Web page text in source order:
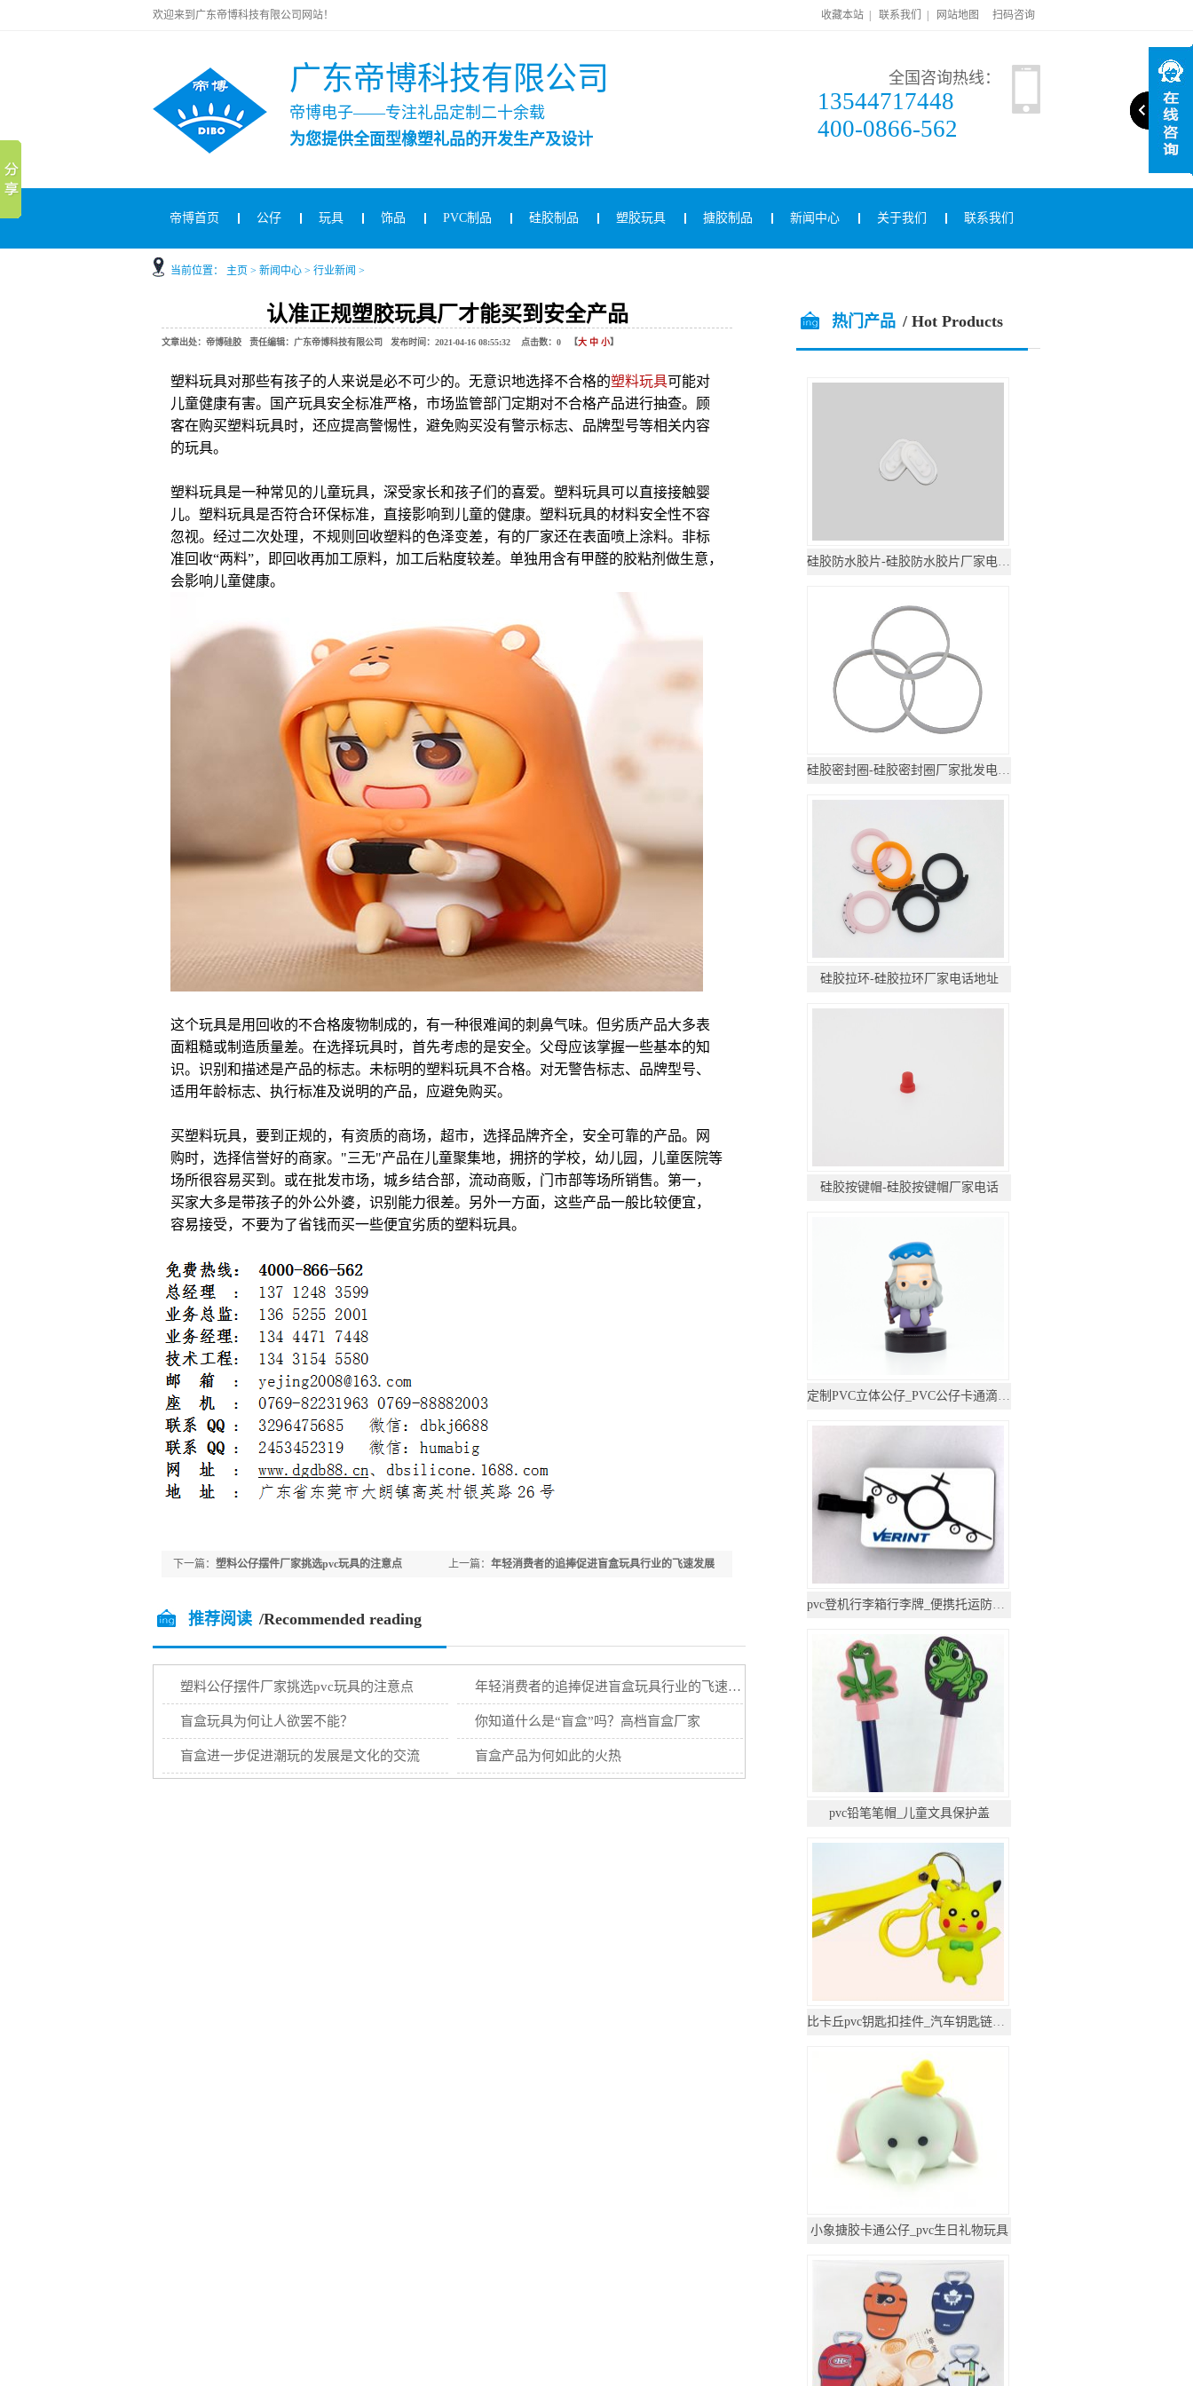
收藏本站 联系我们 网站地图 扫码咨询
欢迎来到广东帝博科技有限公司网站！
广东帝博科技有限公司
帝博电子——专注礼品定制二十余载
为您提供全面型橡塑礼品的开发生产及设计
全国咨询热线：
13544717448
400-0866-562
帝博首页 公仔 玩具 饰品 PVC制品 硅胶制品 塑胶玩具 搪胶制品 新闻中心 关于我们 联系我们
当前位置： 主页 > 新闻中心 > 行业新闻 >
认准正规塑胶玩具厂才能买到安全产品
文章出处：帝博硅胶 责任编辑：广东帝博科技有限公司 发布时间：2021-04-16 08:55:32 点击数： 0 【大 中 小】
塑料玩具对那些有孩子的人来说是必不可少的。无意识地选择不合格的塑料玩具可能对
儿童健康有害。国产玩具安全标准严格，市场监管部门定期对不合格产品进行抽查。顾
客在购买塑料玩具时，还应提高警惕性，避免购买没有警示标志、品牌型号等相关内容
的玩具。
塑料玩具是一种常见的儿童玩具，深受家长和孩子们的喜爱。塑料玩具可以直接接触婴
儿。塑料玩具是否符合环保标准，直接影响到儿童的健康。塑料玩具的材料安全性不容
忽视。经过二次处理，不规则回收塑料的色泽变差，有的厂家还在表面喷上涂料。非标
准回收“两料”，即回收再加工原料，加工后粘度较差。单独用含有甲醛的胶粘剂做生意，
会影响儿童健康。
这个玩具是用回收的不合格废物制成的，有一种很难闻的刺鼻气味。但劣质产品大多表
面粗糙或制造质量差。在选择玩具时，首先考虑的是安全。父母应该掌握一些基本的知
识。识别和描述是产品的标志。未标明的塑料玩具不合格。对无警告标志、品牌型号、
适用年龄标志、执行标准及说明的产品，应避免购买。
买塑料玩具，要到正规的，有资质的商场，超市，选择品牌齐全，安全可靠的产品。网
购时，选择信誉好的商家。"三无"产品在儿童聚集地，拥挤的学校，幼儿园，儿童医院等
场所很容易买到。或在批发市场，城乡结合部，流动商贩，门市部等场所销售。第一，
买家大多是带孩子的外公外婆，识别能力很差。另外一方面，这些产品一般比较便宜，
容易接受，不要为了省钱而买一些便宜劣质的塑料玩具。
上一篇： 年轻消费者的追捧促进盲盒玩具行业的飞速发展
下一篇： 塑料公仔摆件厂家挑选pvc玩具的注意点
推荐阅读 /Recommended reading
塑料公仔摆件厂家挑选pvc玩具的注意点 年轻消费者的追捧促进盲盒玩具行业的飞速发展
盲盒玩具为何让人欲罢不能？ 你知道什么是“盲盒”吗？高档盲盒厂家
盲盒进一步促进潮玩的发展是文化的交流 盲盒产品为何如此的火热
热门产品 / Hot Products
硅胶防水胶片-硅胶防水胶片厂家电话地址
硅胶密封圈-硅胶密封圈厂家批发电话地址
硅胶拉环-硅胶拉环厂家电话地址
硅胶按键帽-硅胶按键帽厂家电话
定制PVC立体公仔_PVC公仔卡通滴胶摆件
pvc登机行李箱行李牌_便携托运防丢挂件
pvc铅笔笔帽_儿童文具保护盖
比卡丘pvc钥匙扣挂件_汽车钥匙链公仔挂饰
小象搪胶卡通公仔_pvc生日礼物玩具